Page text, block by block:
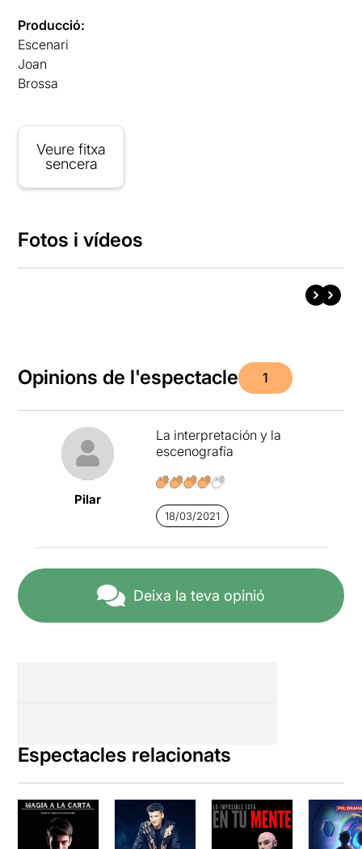
Producció:
Escenari
Joan
Brossa
Veure fitxa
sencera
Fotos i vídeos
Opinions de l'espectacle 1
Pilar
La interpretación y la
escenografía
18/03/2021
Deixa la teva opinió
Espectacles relacionats